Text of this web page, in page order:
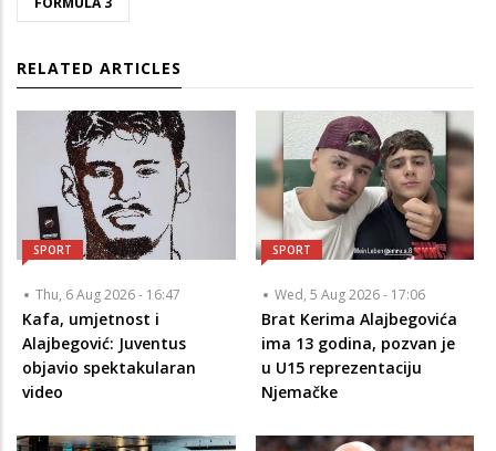
RELATED ARTICLES
SPORT
Thu, 6 Aug 2026 - 16:47
Kafa, umjetnost i
Alajbegović: Juventus
objavio spektakularan
video
SPORT
Wed, 5 Aug 2026 - 17:06
Brat Kerima Alajbegovića
ima 13 godina, pozvan je
u U15 reprezentaciju
Njemačke